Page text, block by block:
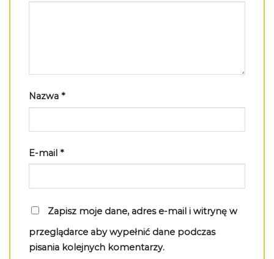
Nazwa *
E-mail *
Zapisz moje dane, adres e-mail i witrynę w
przeglądarce aby wypełnić dane podczas
pisania kolejnych komentarzy.